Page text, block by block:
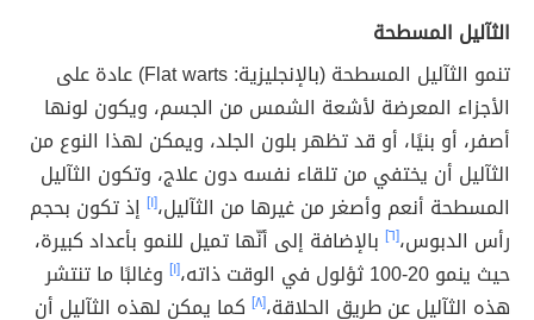
الثآليل المسطحة
تنمو الثآليل المسطحة (بالإنجليزية: Flat warts) عادة على
الأجزاء المعرضة لأشعة الشمس من الجسم، ويكون لونها
أصفر، أو بنيًا، أو قد تظهر بلون الجلد، ويمكن لهذا النوع من
الثآليل أن يختفي من تلقاء نفسه دون علاج، وتكون الثآليل
المسطحة أنعم وأصغر من غيرها من الثآليل،[١] إذ تكون بحجم
رأس الدبوس،[٦]
بالإضافة إلى أنّها تميل للنمو بأعداد كبيرة،
حيث ينمو 20-100 ثؤلول في الوقت ذاته،
[١] وغالبًا ما تنتشر
هذه الثآليل عن طريق الحلاقة،[٨] كما يمكن لهذه الثآليل أن